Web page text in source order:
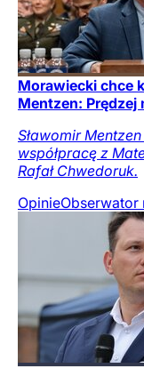
Morawiecki chce
Mentzen: Prędzej
Sławomir
współpracę z
Rafał Chwedoruk.
OpinieObserwator